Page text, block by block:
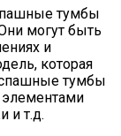
тумбы
могут быть
и
которая
тумбы
и т.д.